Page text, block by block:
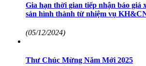
Gia hạn thời gian tiếp nhận báo giá
sản hình thành từ nhiệm vụ
(05/12/2024)
Thư Chúc Mừng Năm Mới 2025